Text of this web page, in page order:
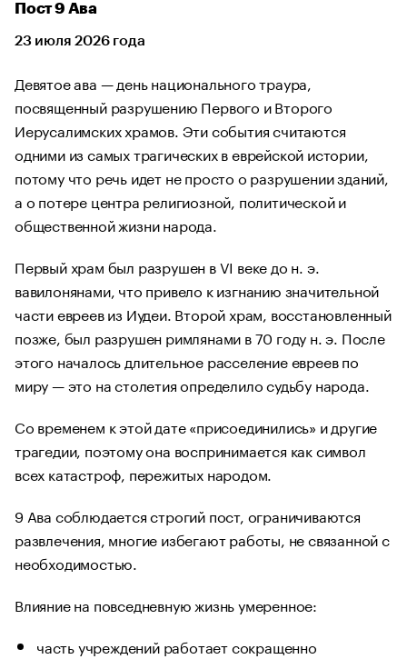
Пост 9 Ава
23 июля 2026 года
Девятое ава — день национального траура,
посвященный разрушению Первого и Второго
Иерусалимских храмов. Эти события считаются
одними из самых трагических в еврейской истории,
потому что речь идет не просто о разрушении зданий,
а о потере центра религиозной, политической и
общественной жизни народа.
Первый храм был разрушен в VI веке до н. э.
вавилонянами, что привело к изгнанию значительной
части евреев из Иудеи. Второй храм, восстановленный
позже, был разрушен римлянами в 70 году н. э. После
этого началось длительное расселение евреев по
миру — это на столетия определило судьбу народа.
Со временем к этой дате «присоединились» и другие
трагедии, поэтому она воспринимается как символ
всех катастроф, пережитых народом.
9 Ава соблюдается строгий пост, ограничиваются
развлечения, многие избегают работы, не связанной с
необходимостью.
Влияние на повседневную жизнь умеренное:
часть учреждений работает сокращенно